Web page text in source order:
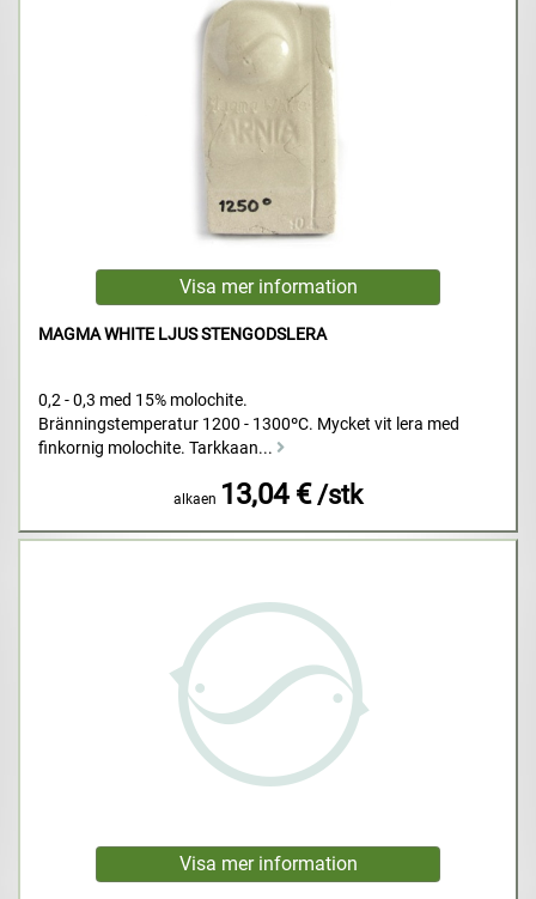
MAGMA WHITE LJUS STENGODSLERA
0,2 - 0,3 med 15% molochite.
Bränningstemperatur 1200 - 1300ºC. Mycket vit lera med
finkornig molochite. Tarkkaan...
alkaen 13,04 € /stk